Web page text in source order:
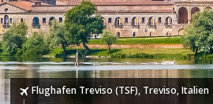
Flughafen Treviso (TSF), Treviso, Italien